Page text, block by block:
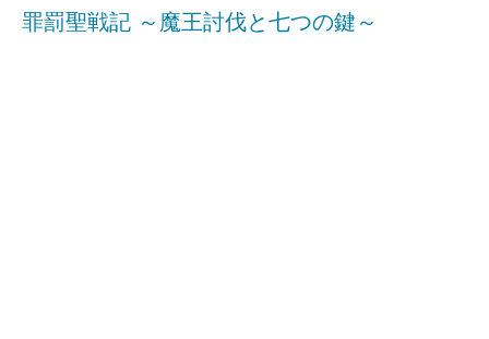
罪罰聖戦記 ～魔王討伐と七つの鍵～